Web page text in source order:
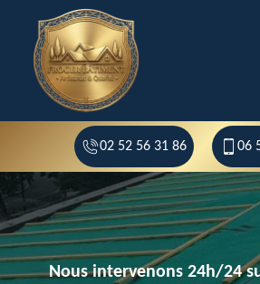
02 52 56 31 86 06
Nous intervenons 24h/24